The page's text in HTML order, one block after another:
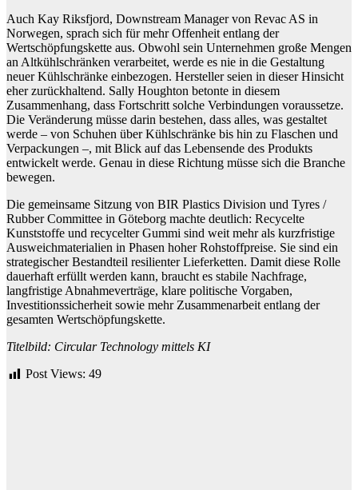
Auch Kay Riksfjord, Downstream Manager von Revac AS in
Norwegen, sprach sich für mehr Offenheit entlang der
Wertschöpfungskette aus. Obwohl sein Unternehmen große Mengen
an Altkühlschränken verarbeitet, werde es nie in die Gestaltung
neuer Kühlschränke einbezogen. Hersteller seien in dieser Hinsicht
eher zurückhaltend. Sally Houghton betonte in diesem
Zusammenhang, dass Fortschritt solche Verbindungen voraussetze.
Die Veränderung müsse darin bestehen, dass alles, was gestaltet
werde – von Schuhen über Kühlschränke bis hin zu Flaschen und
Verpackungen –, mit Blick auf das Lebensende des Produkts
entwickelt werde. Genau in diese Richtung müsse sich die Branche
bewegen.
Die gemeinsame Sitzung von BIR Plastics Division und Tyres /
Rubber Committee in Göteborg machte deutlich: Recycelte
Kunststoffe und recycelter Gummi sind weit mehr als kurzfristige
Ausweichmaterialien in Phasen hoher Rohstoffpreise. Sie sind ein
strategischer Bestandteil resilienter Lieferketten. Damit diese Rolle
dauerhaft erfüllt werden kann, braucht es stabile Nachfrage,
langfristige Abnahmeverträge, klare politische Vorgaben,
Investitionssicherheit sowie mehr Zusammenarbeit entlang der
gesamten Wertschöpfungskette.
Titelbild: Circular Technology mittels KI
Post Views: 49